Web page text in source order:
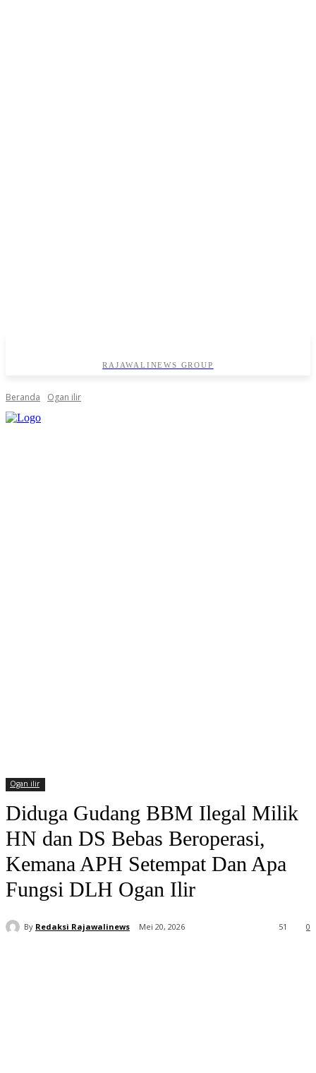
RAJAWALINEWS GROUP
Beranda Ogan ilir
Ogan ilir
Diduga Gudang BBM Ilegal Milik
HN dan DS Bebas Beroperasi,
Kemana APH Setempat Dan Apa
Fungsi DLH Ogan Ilir
By Redaksi Rajawalinews Mei 20, 2026 0
51